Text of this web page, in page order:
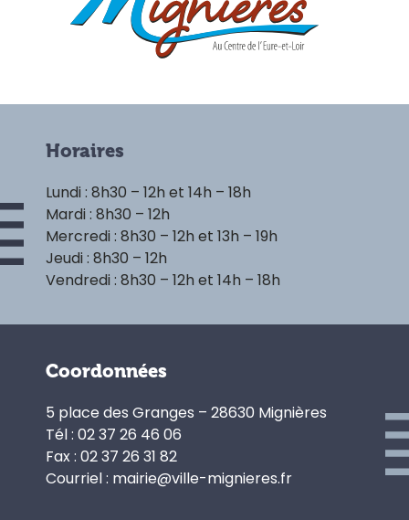
Horaires
Lundi : 8h30 – 12h et 14h – 18h
Mardi : 8h30 – 12h
Mercredi : 8h30 – 12h et 13h – 19h
Jeudi : 8h30 – 12h
Vendredi : 8h30 – 12h et 14h – 18h
Coordonnées
5 place des Granges – 28630 Mignières
Tél : 02 37 26 46 06
Fax : 02 37 26 31 82
Courriel : mairie@ville-mignieres.fr